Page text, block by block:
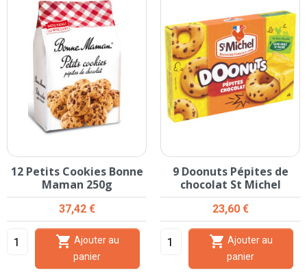
12 Petits Cookies Bonne
Maman 250g
Prix
37,42 €

panier
9 Doonuts Pépites de
chocolat St Michel
Prix
23,60 €

panier